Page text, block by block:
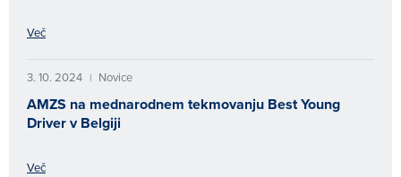
Več
3. 10. 2024 | Novice
AMZS na mednarodnem tekmovanju Best Young
Driver v Belgiji
Več